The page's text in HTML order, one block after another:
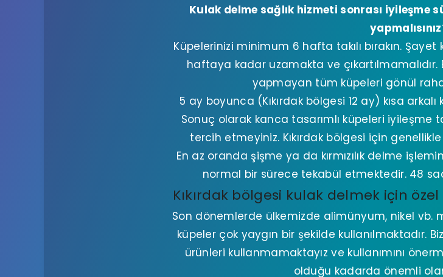
Kulak delme sağlık hizmeti sonrası iyileşme
Küpelerinizi minimum 6 hafta takılı bırakın. Şayet
haftaya kadar uzamakta ve
yapmayan tüm küpeleri gönül
5 ay boyunca (Kıkırdak bölgesi 12 ay) kısa
Sonuç olarak kanca tasarımlı küpeleri
tercih etmeyiniz. Kıkırdak bölgesi için
En az oranda şişme ya da kırmızılık delme
normal bir sürece tekabül etmektedir. 48
Kıkırdak bölgesi kulak delmek için
Son dönemlerde ülkemizde alimünyum, nikel
küpeler çok yaygın bir şekilde kullanılmaktadır.
ürünleri kullanmamaktayız ve kullanımını
olduğu kadarda önemli